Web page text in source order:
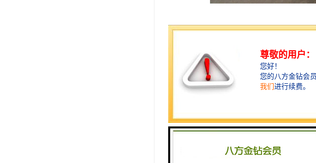
C型钢具有的力学性能和使用性能，C
造根底处理需求低，施工简洁，造价下降